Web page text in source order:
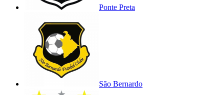
Ponte Preta
São Bernardo